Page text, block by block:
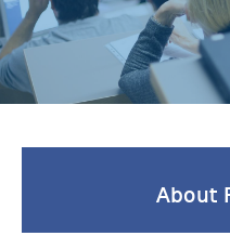
About